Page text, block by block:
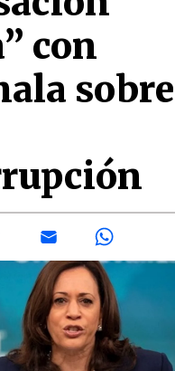
con
sobre